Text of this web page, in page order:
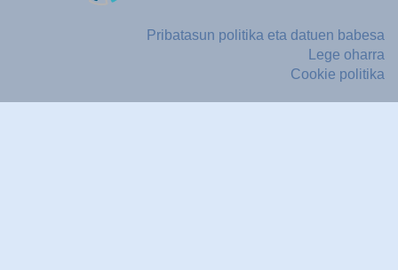
Pribatasun politika eta datuen babesa
Lege oharra
Cookie politika